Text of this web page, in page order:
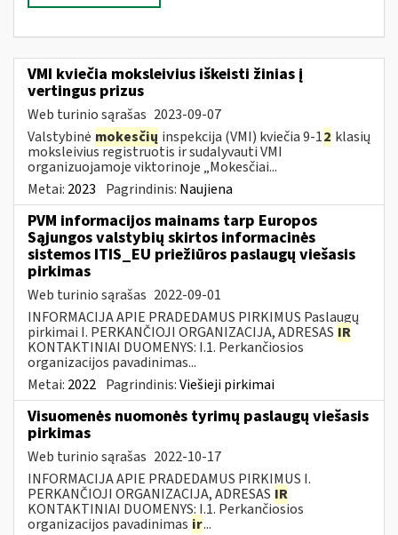
VMI kviečia moksleivius iškeisti žinias į
vertingus prizus
Web turinio sąrašas 2023-09-07
Valstybinė mokesčių inspekcija (VMI) kviečia 9-12 klasių
moksleivius registruotis ir sudalyvauti VMI
organizuojamoje viktorinoje „Mokesčiai...
Metai: 2023 Pagrindinis: Naujiena
PVM informacijos mainams tarp Europos
Sąjungos valstybių skirtos informacinės
sistemos ITIS_EU priežiūros paslaugų viešasis
pirkimas
Web turinio sąrašas 2022-09-01
INFORMACIJA APIE PRADEDAMUS PIRKIMUS Paslaugų
pirkimai I. PERKANČIOJI ORGANIZACIJA, ADRESAS IR
KONTAKTINIAI DUOMENYS: I.1. Perkančiosios
organizacijos pavadinimas...
Metai: 2022 Pagrindinis:Viešieji pirkimai
Visuomenės nuomonės tyrimų paslaugų viešasis
pirkimas
Web turinio sąrašas 2022-10-17
INFORMACIJA APIE PRADEDAMUS PIRKIMUS I.
PERKANČIOJI ORGANIZACIJA, ADRESAS IR
KONTAKTINIAI DUOMENYS: I.1. Perkančiosios
organizacijos pavadinimas ir...